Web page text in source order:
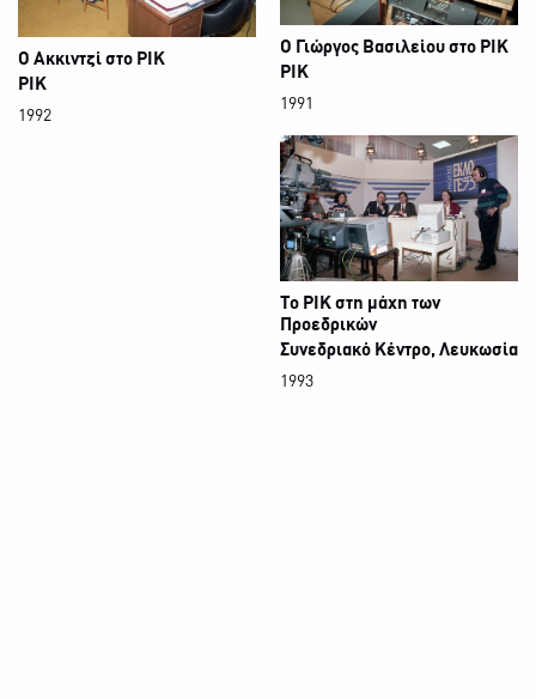
Ο Ακκιντζί στο ΡΙΚ
ΡΙΚ
1992
Ο Γιώργος Βασιλείου στο ΡΙΚ
ΡΙΚ
1991
Το ΡΙΚ στη μάχη των
Προεδρικών
Συνεδριακό Κέντρο, Λευκωσία
1993